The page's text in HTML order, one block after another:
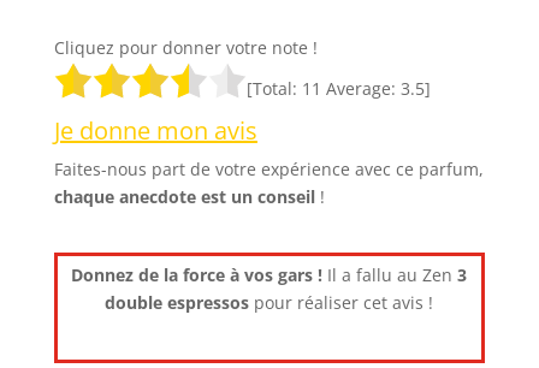
Cliquez pour donner votre note !
[Total: 11 Average: 3.5]
Je donne mon avis
Faites-nous part de votre expérience avec ce parfum,
chaque anecdote est un conseil!
Donnez de la force à vos gars ! Il a fallu au Zen3
double espressos pour réaliser cet avis !